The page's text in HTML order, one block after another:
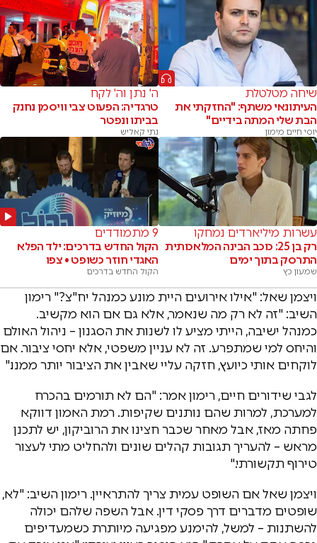
שיחה מטלטלת
העיתונאי משתף: "החזקתי את
הבת שלי המתה בידיים"
יוסי חיים מימון
ה' נתן וה' לקח
טרגדיה: הפעוט צבי וויסמן נחנק
בביתו ונפטר
נתי קאליש
עשרות מיליארדים נמחקו
רק בן 25: כוכב הבינה המלאכותית
התרסק בתוך ימים
שמעון כץ
9 מתמודדים
הקול החדש בדרכים: ילד הפלא
האגדי חוזר כשופט • צפו
הקול החדש בדרכים
ויצמן שאל: "אילו אירועים היית מונע כמנהל יח"צ?" רימון
השיב: "זה לא רק מה שנאמר, אלא גם אם הוא מקשיב.
כמנהל ישיבה, הייתי מציע לו לשנות את הסגנון – ניהול האולם
והיחס למי שמתפרע. זה לא עניין משפטי, אלא יחסי ציבור. אם
לוקחים אותי כיועץ, חזקה עליי שאבין את הציבור יותר ממנו."
לגבי שידורים חיים, רימון אמר: "הם לא תורמים בהכרח
למערכת, למרות שהם נותנים שקיפות. רמת האמון דווקא
פחתה מאז, אבל מאחר שכבר חצינו את הרוביקון, יש לתכנן
מראש – להעריך תגובות קהלים שונים ולהחליט מתי לעצור
טירוף תקשורתי."
ויצמן שאל אם השופט עמית צריך להתראיין. רימון השיב: "לא,
שופטים מדברים דרך פסקי דין. אבל השפה שלהם יכולה
להשתנות – למשל, להימנע מפגיעה מיותרת כשמעדיפים